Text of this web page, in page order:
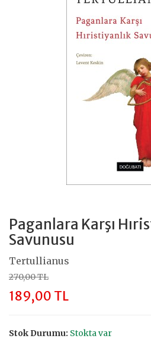
Paganlara Karşı
Savunusu
Tertullianus
270,00 TL
189,00 TL
Stok Durumu: Stokta var